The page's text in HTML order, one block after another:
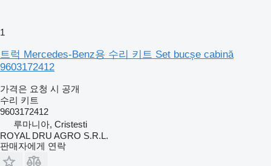
1
트럭 Mercedes-Benz용 수리 키트 Set bucșe cabină
9603172412
가격은 요청 시 공개
수리 키트
9603172412
루마니아, Cristesti
ROYAL DRU AGRO S.R.L.
판매자에게 연락